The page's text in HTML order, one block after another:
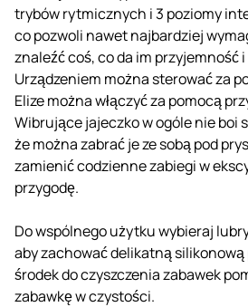
trybów rytmicznych i 3 poziomy
co pozwoli nawet najbardziej
znaleźć coś, co da im przyjemność
Urządzeniem można sterować za
Elize można włączyć za pomocą
Wibrujące jajeczko w ogóle nie boi
że można zabrać je ze sobą pod
zamienić codzienne zabiegi w
przygodę.
Do wspólnego użytku wybieraj
aby zachować delikatną silikonową
środek do czyszczenia zabawek
zabawkę w czystości.